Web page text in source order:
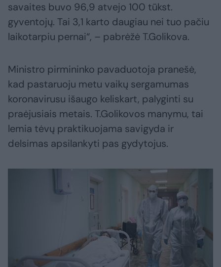
savaites buvo 96,9 atvejo 100 tūkst.
gyventojų. Tai 3,1 karto daugiau nei tuo pačiu
laikotarpiu pernai“, – pabrėžė T.Golikova.
Ministro pirmininko pavaduotoja pranešė,
kad pastaruoju metu vaikų sergamumas
koronavirusu išaugo keliskart, palyginti su
praėjusiais metais. T.Golikovos manymu, tai
lemia tėvų praktikuojama savigyda ir
delsimas apsilankyti pas gydytojus.